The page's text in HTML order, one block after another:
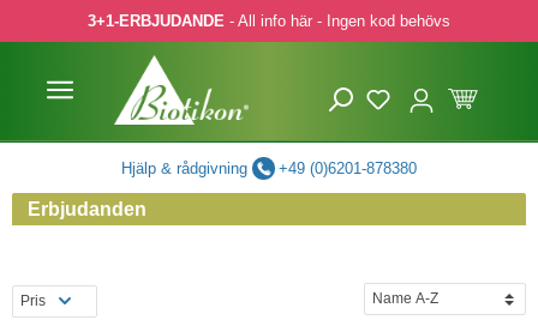
till huvudinnehåll
Hoppa till sökning
Hoppa till huvudnavigering
3+1-ERBJUDANDE - All info här - Ingen kod behövs
Hjälp & rådgivning +49 (0)6201-878380
Erbjudanden
Pris